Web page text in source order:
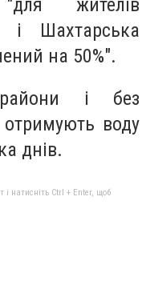
і Шахтарська
на 50%".
і без
воду
днів.
і натисніть Ctrl + Enter, щоб